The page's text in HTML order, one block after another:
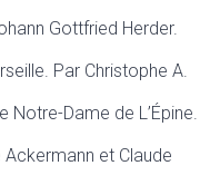
Gottfried Herder.
Par Christophe A.
Notre-Dame de L’Épine.
et Claude